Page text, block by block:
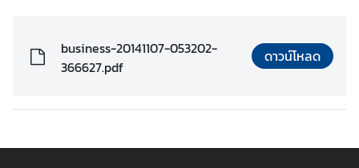
.
|
business-20141107-053202-
366627.pdf
ดาวน์โหลด